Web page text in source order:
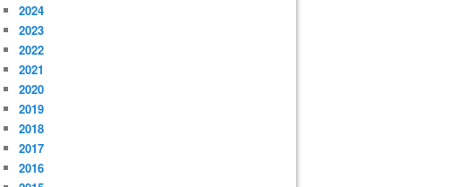
2024
2023
2022
2021
2020
2019
2018
2017
2016